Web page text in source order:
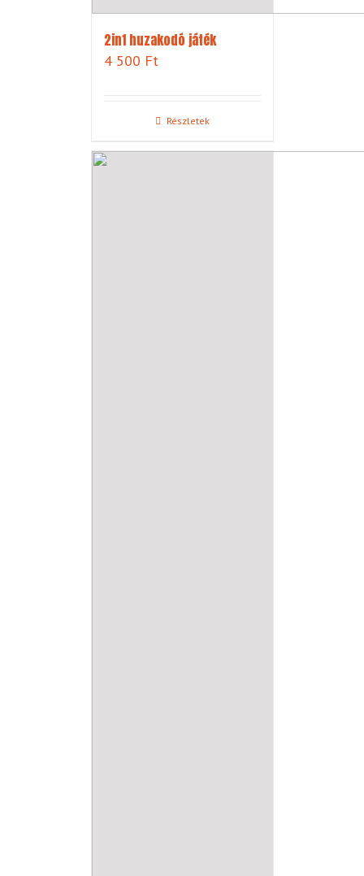
2in1 huzakodó játék
4 500 Ft
Részletek